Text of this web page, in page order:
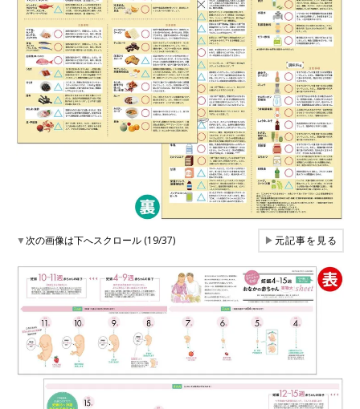
▼次の画像は下へスクロール (19/37) ▶元記事を見る